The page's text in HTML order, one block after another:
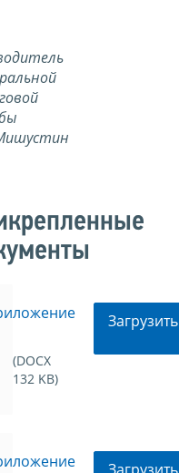
(DOCX
132 KB)
Загрузить